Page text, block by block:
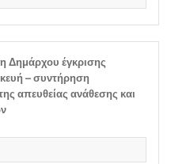
Δημάρχου έγκρισης
– συντήρηση
απευθείας ανάθεσης και